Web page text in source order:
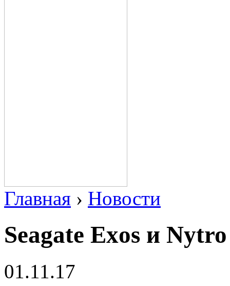
Главная › Новости
Seagate Exos и Nytro
01.11.17